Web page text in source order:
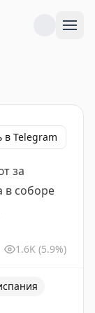
в Telegram
за
в соборе
1.6K (5.9%)